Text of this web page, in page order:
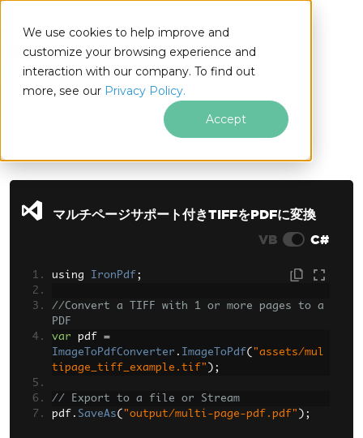
We use cookies to help improve and
customize your browsing experience and
interaction with our company. To find out
more, see our Privacy Policy.
Accept
.NET
フッターコンテンツにスキップ
マルチページサポート付きTIFFをPDFに変換
VB
C#
using IronPdf ;
//Convert a TIFF with 1 or more pages to a
PDF
var pdf =
ImageToPdfConverter . ImageToPdf( "assets/mul
tipage_tiff_example.tif" );
// Export to a file or Stream
pdf . SaveAs( "output/multi-page-pdf.pdf" );